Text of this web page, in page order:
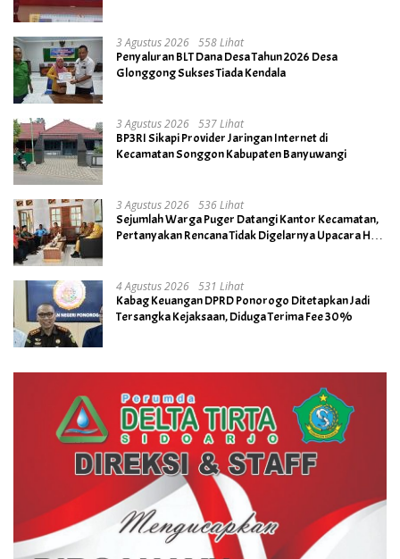
3 Agustus 2026 558 Lihat
Penyaluran BLT Dana Desa Tahun 2026 Desa
Glonggong Sukses Tiada Kendala
3 Agustus 2026 537 Lihat
BP3RI Sikapi Provider Jaringan Internet di
Kecamatan Songgon Kabupaten Banyuwangi
3 Agustus 2026 536 Lihat
Sejumlah Warga Puger Datangi Kantor Kecamatan,
Pertanyakan Rencana Tidak Digelarnya Upacara HUT
4 Agustus 2026 531 Lihat
Kabag Keuangan DPRD Ponorogo Ditetapkan Jadi
Tersangka Kejaksaan, Diduga Terima Fee 30%